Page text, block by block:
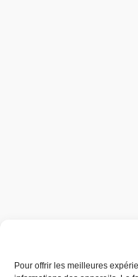
Pour offrir les meilleures